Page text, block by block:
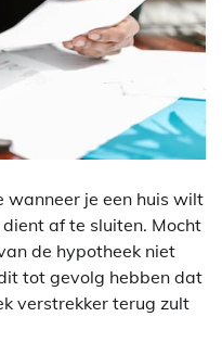
wanneer je een huis wilt
af te sluiten. Mocht
de hypotheek niet
tot gevolg hebben dat
verstrekker terug zult